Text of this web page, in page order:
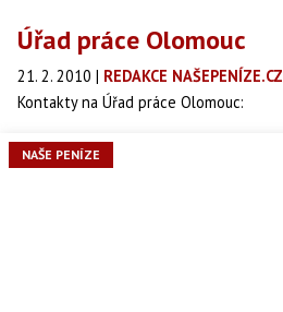
Úřad práce Olomouc
21. 2. 2010 | REDAKCE NAŠEPENÍZE.CZ
Kontakty na Úřad práce Olomouc:
NAŠE PENÍZE